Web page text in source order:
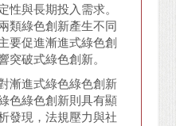
性與長期投入需求。
類綠色創新產生不同
要促進漸進式綠色創
突破式綠色創新。
漸進式綠色綠色創新
色綠色創新則具有顯
發現，法規壓力與社